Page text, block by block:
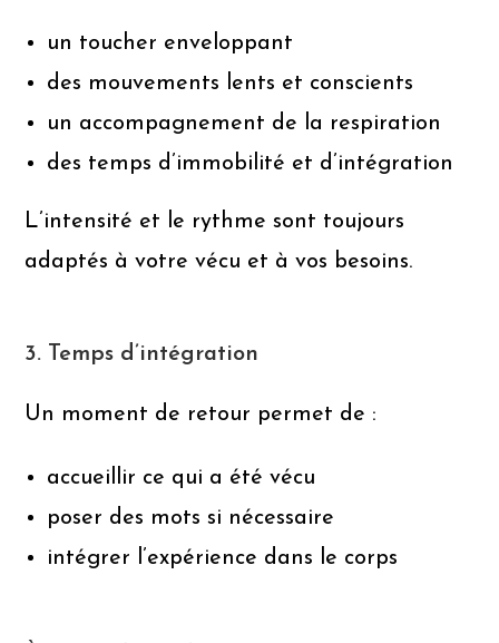
un toucher enveloppant
des mouvements lents et conscients
un accompagnement de la respiration
des temps d’immobilité et d’intégration
L’intensité et le rythme sont toujours
adaptés à votre vécu et à vos besoins.
3. Temps d’intégration
Un moment de retour permet de :
accueillir ce qui a été vécu
poser des mots si nécessaire
intégrer l’expérience dans le corps